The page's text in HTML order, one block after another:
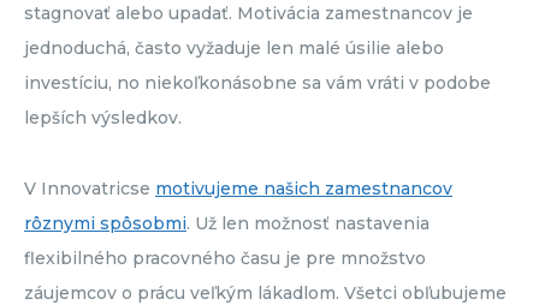
stagnovať alebo upadať. Motivácia zamestnancov je
jednoduchá, často vyžaduje len malé úsilie alebo
investíciu, no niekoľkonásobne sa vám vráti v podobe
lepších výsledkov.
V Innovatricse motivujeme našich zamestnancov
rôznymi spôsobmi. Už len možnosť nastavenia
flexibilného pracovného času je pre množstvo
záujemcov o prácu veľkým lákadlom. Všetci obľubujeme